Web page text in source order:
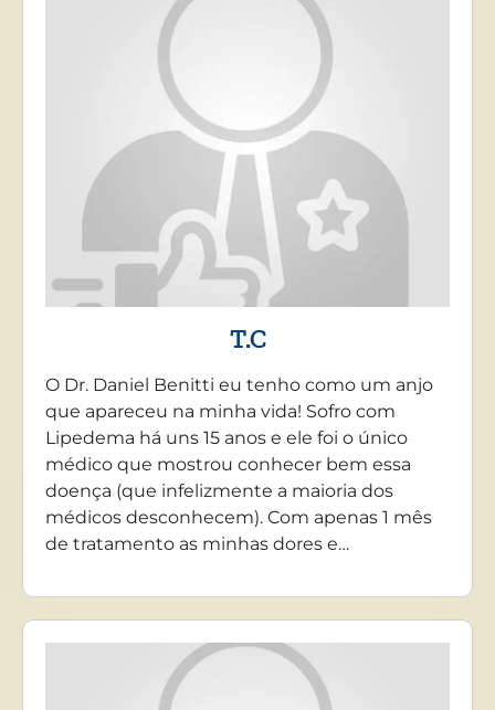
T.C
O Dr. Daniel Benitti eu tenho como um anjo
que apareceu na minha vida! Sofro com
Lipedema há uns 15 anos e ele foi o único
médico que mostrou conhecer bem essa
doença (que infelizmente a maioria dos
médicos desconhecem). Com apenas 1 mês
de tratamento as minhas dores e…